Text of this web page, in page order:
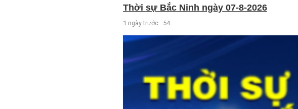
Thời sự Bắc Ninh ngày 07-8-2026
1 ngày trước 54